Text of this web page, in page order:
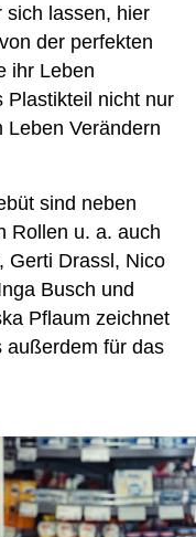
sich lassen, hier
der perfekten
ihr Leben
Plastikteil nicht nur
Leben Verändern
sind neben
Rollen u. a. auch
Gerti Drassl, Nico
Busch und
Pflaum zeichnet
außerdem für das